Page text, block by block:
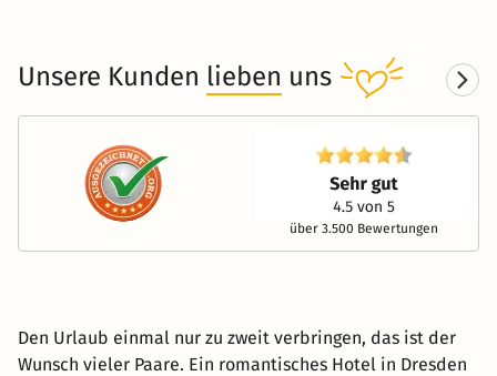
Unsere Kunden lieben uns
über 3.500 Bewertungen
Den Urlaub einmal nur zu zweit verbringen, das ist der
Wunsch vieler Paare. Ein romantisches Hotel in Dresden